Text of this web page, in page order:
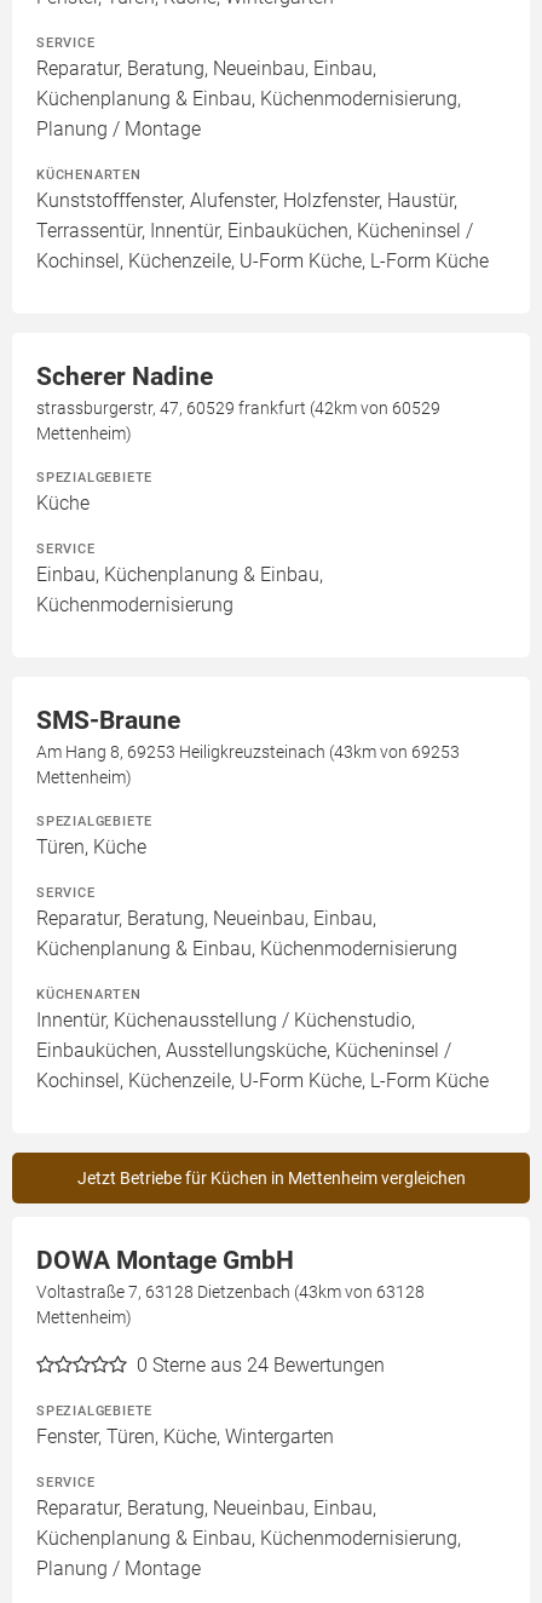
SERVICE
Reparatur, Beratung, Neueinbau, Einbau,
Küchenplanung & Einbau, Küchenmodernisierung,
Planung / Montage
KÜCHENARTEN
Kunststofffenster, Alufenster, Holzfenster, Haustür,
Terrassentür, Innentür, Einbauküchen, Kücheninsel /
Kochinsel, Küchenzeile, U-Form Küche, L-Form Küche
Scherer Nadine
strassburgerstr, 47, 60529 frankfurt (42km von 60529
Mettenheim)
SPEZIALGEBIETE
Küche
SERVICE
Einbau, Küchenplanung & Einbau,
Küchenmodernisierung
SMS-Braune
Am Hang 8, 69253 Heiligkreuzsteinach (43km von 69253
Mettenheim)
SPEZIALGEBIETE
Türen, Küche
SERVICE
Reparatur, Beratung, Neueinbau, Einbau,
Küchenplanung & Einbau, Küchenmodernisierung
KÜCHENARTEN
Innentür, Küchenausstellung / Küchenstudio,
Einbauküchen, Ausstellungsküche, Kücheninsel /
Kochinsel, Küchenzeile, U-Form Küche, L-Form Küche
Jetzt Betriebe für Küchen in Mettenheim vergleichen
DOWA Montage GmbH
Voltastraße 7, 63128 Dietzenbach (43km von 63128
Mettenheim)
0 Sterne aus 24 Bewertungen
SPEZIALGEBIETE
Fenster, Türen, Küche, Wintergarten
SERVICE
Reparatur, Beratung, Neueinbau, Einbau,
Küchenplanung & Einbau, Küchenmodernisierung,
Planung / Montage